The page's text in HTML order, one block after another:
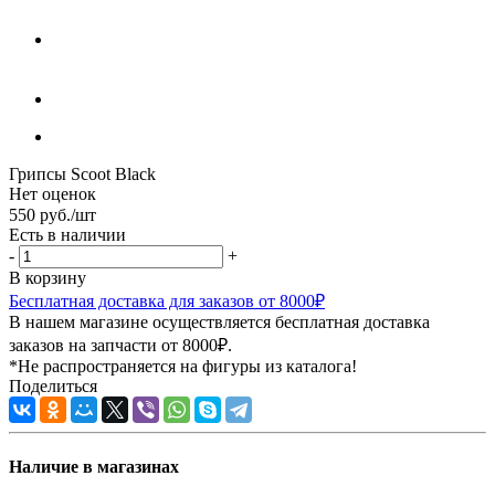
Грипсы Scoot Black
Нет оценок
550 руб./шт
Есть в наличии
-
+
В корзину
Бесплатная доставка для заказов от 8000₽
В нашем магазине осуществляется бесплатная доставка
заказов на запчасти от 8000₽.
*Не распространяется на фигуры из каталога!
Поделиться
Наличие в магазинах